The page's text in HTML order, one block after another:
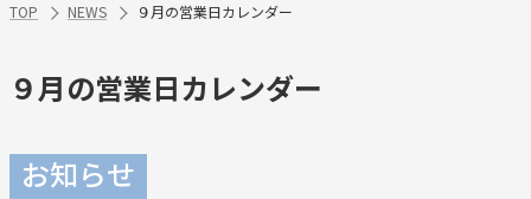
TOP NEWS ９月の営業日カレンダー
９月の営業日カレンダー
お知らせ